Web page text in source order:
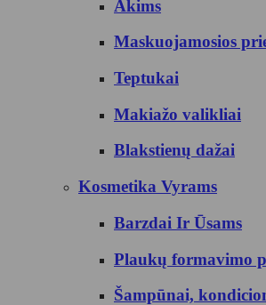
Akims
Maskuojamosios
Teptukai
Makiažo valikliai
Blakstienų dažai
Kosmetika Vyrams
Barzdai Ir Ūsams
Plaukų formavimo
Šampūnai,